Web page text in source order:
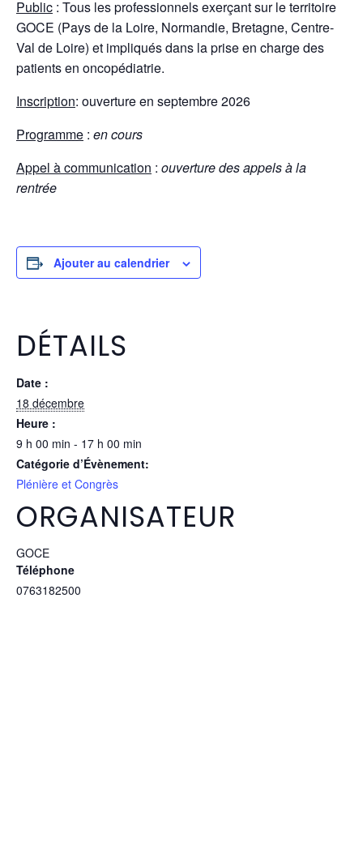
Public : Tous les professionnels exerçant sur le territoire
GOCE (Pays de la Loire, Normandie, Bretagne, Centre-
Val de Loire) et impliqués dans la prise en charge des
patients en oncopédiatrie.
Inscription: ouverture en septembre 2026
Programme : en cours
Appel à communication : ouverture des appels à la
rentrée
Ajouter au calendrier
DÉTAILS
Date :
18 décembre
Heure :
9 h 00 min - 17 h 00 min
Catégorie d’Évènement:
Plénière et Congrès
ORGANISATEUR
GOCE
Téléphone
0763182500